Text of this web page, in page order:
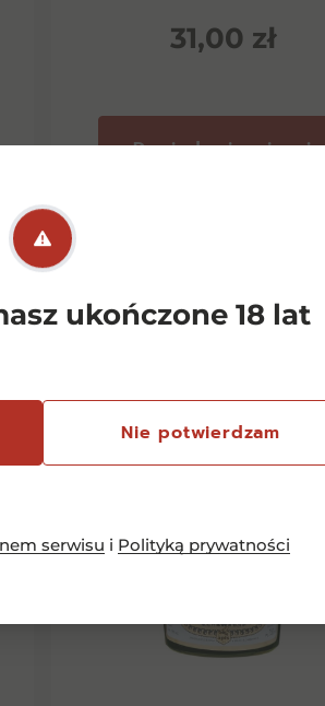
ukończone 18 lat
Nie potwierdzam
serwisu i Polityką prywatności
31,00 zł
Dowiedz się więcej